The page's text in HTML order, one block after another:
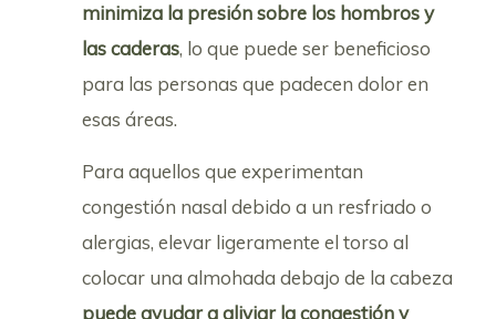
minimiza la presión sobre los hombros y
las caderas, lo que puede ser beneficioso
para las personas que padecen dolor en
esas áreas.
Para aquellos que experimentan
congestión nasal debido a un resfriado o
alergias, elevar ligeramente el torso al
colocar una almohada debajo de la cabeza
puede ayudar a aliviar la congestión y